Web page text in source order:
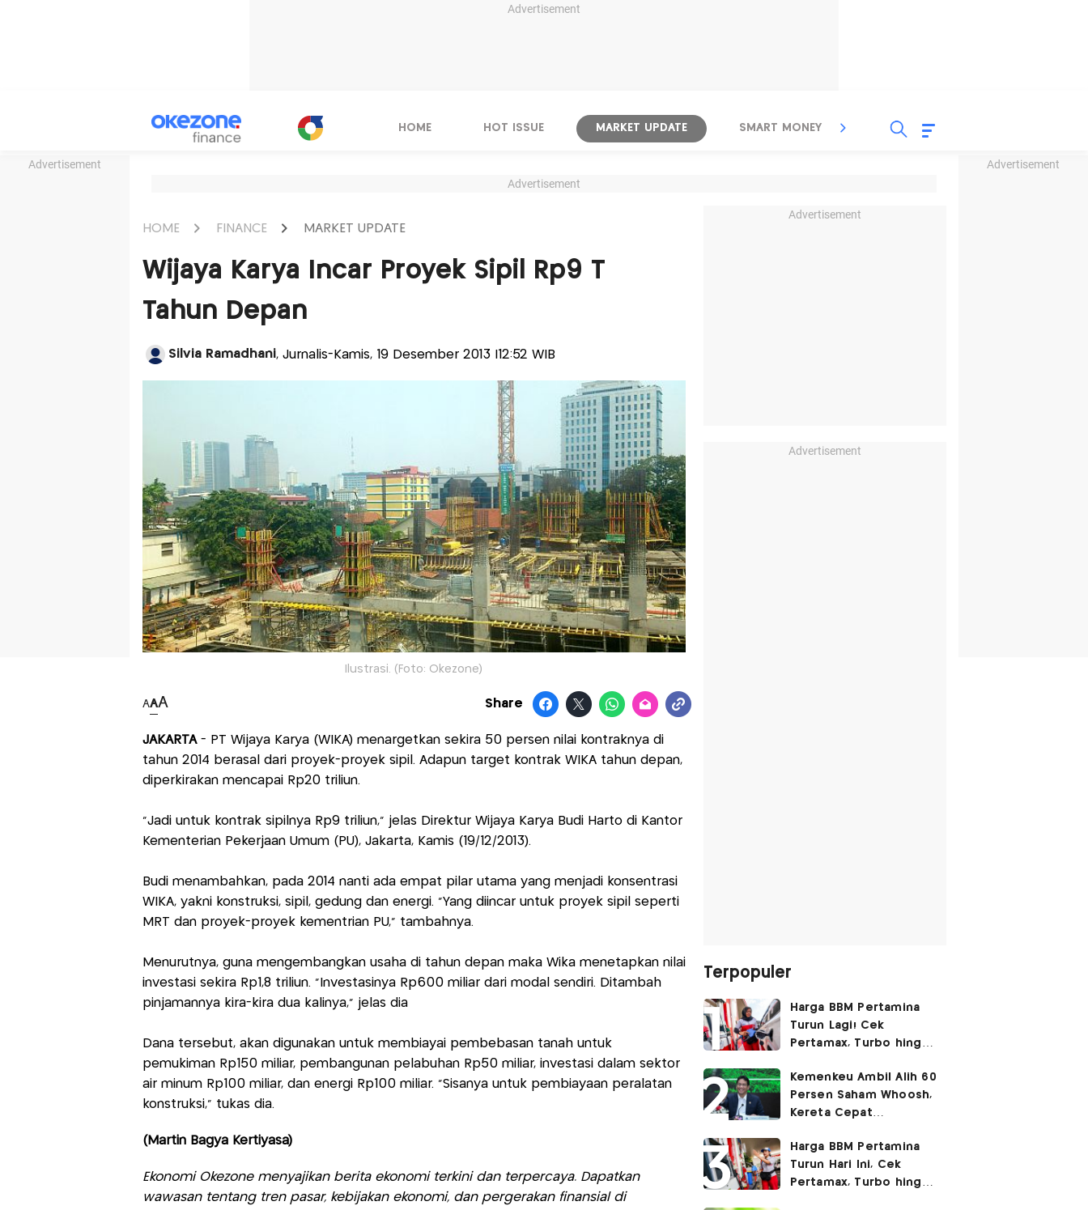
Advertisement
Advertisement Advertisement
HOME HOT ISSUE MARKET UPDATE SMART MONEY INSPIRASI BISNIS
Advertisement
HOME FINANCE MARKET UPDATE
Wijaya Karya Incar Proyek Sipil Rp9 T
Tahun Depan
Silvia Ramadhani, Jurnalis-Kamis, 19 Desember 2013 |12:52 WIB
Ilustrasi. (Foto: Okezone)
AAA Share
JAKARTA - PT Wijaya Karya (WIKA) menargetkan sekira 50 persen nilai kontraknya di
tahun 2014 berasal dari proyek-proyek sipil. Adapun target kontrak WIKA tahun depan,
diperkirakan mencapai Rp20 triliun.
"Jadi untuk kontrak sipilnya Rp9 triliun," jelas Direktur Wijaya Karya Budi Harto di Kantor
Kementerian Pekerjaan Umum (PU), Jakarta, Kamis (19/12/2013).
Budi menambahkan, pada 2014 nanti ada empat pilar utama yang menjadi konsentrasi
WIKA, yakni konstruksi, sipil, gedung dan energi. "Yang diincar untuk proyek sipil seperti
MRT dan proyek-proyek kementrian PU," tambahnya.
Menurutnya, guna mengembangkan usaha di tahun depan maka Wika menetapkan nilai
investasi sekira Rp1,8 triliun. "Investasinya Rp600 miliar dari modal sendiri. Ditambah
pinjamannya kira-kira dua kalinya," jelas dia
Dana tersebut, akan digunakan untuk membiayai pembebasan tanah untuk
pemukiman Rp150 miliar, pembangunan pelabuhan Rp50 miliar, investasi dalam sektor
air minum Rp100 miliar, dan energi Rp100 miliar. "Sisanya untuk pembiayaan peralatan
konstruksi," tukas dia.
(Martin Bagya Kertiyasa)
Ekonomi Okezone menyajikan berita ekonomi terkini dan terpercaya. Dapatkan
wawasan tentang tren pasar, kebijakan ekonomi, dan pergerakan finansial di
Advertisement
Advertisement
Terpopuler
Harga BBM Pertamina
Turun Lagi! Cek
Pertamax, Turbo hingga
Agustus 2026
Kemenkeu Ambil Alih 60
Persen Saham Whoosh,
Kereta Cepat
Surabaya
Harga BBM Pertamina
Turun Hari Ini, Cek
Pertamax, Turbo hingga